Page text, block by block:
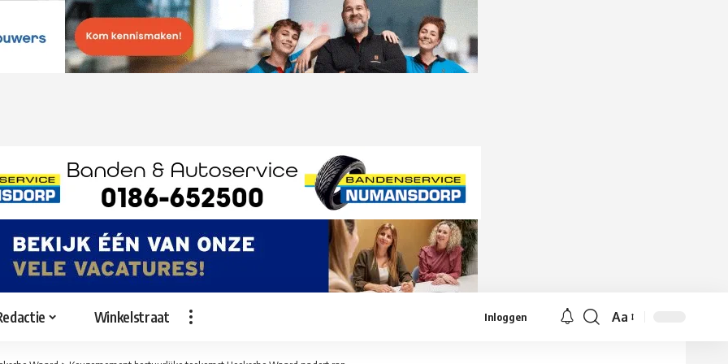
Winkelstraat Inloggen
Lettergrootte
Aa